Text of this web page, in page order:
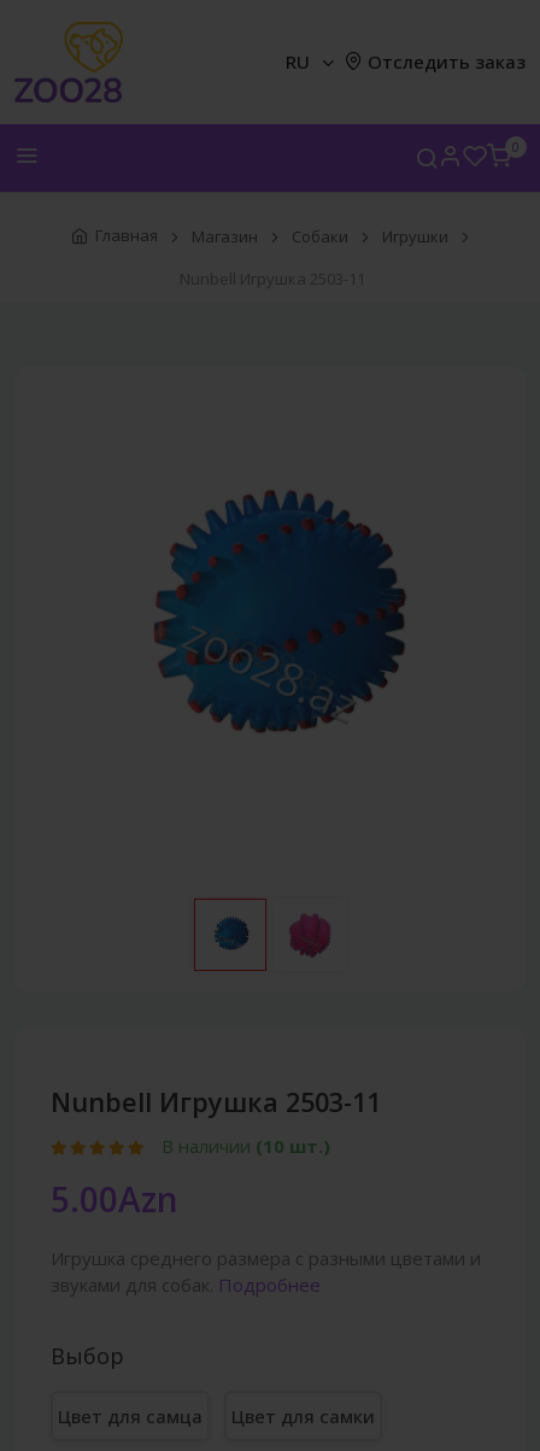
0
RU Отследить заказ
Главная Магазин Собаки
Игрушки
Nunbell Игрушка 2503-11
Nunbell Игрушка 2503-11
В наличии (10 шт.)
5.00Azn
Игрушка среднего размера с разными цветами и
звуками для собак. Подробнее
Выбор
Цвет для самца Цвет для самки